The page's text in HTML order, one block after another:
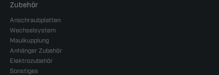
Zubehör
Anschraubplatten
Wechselsystem
Maulkupplung
Anhänger Zubehör
Elektrozubehör
Sonstiges